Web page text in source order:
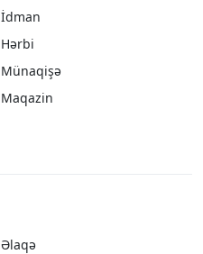
İdman
Hərbi
Münaqişə
Maqazin
Əlaqə